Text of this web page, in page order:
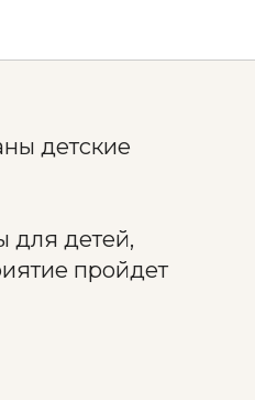
детские
для детей,
пройдет